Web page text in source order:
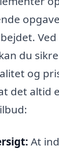
du
og
det altid
At